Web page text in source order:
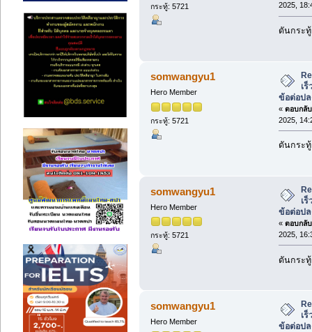
กระทู้: 5721
2025,
ดันกระทู้
somwangyu1
Hero Member
กระทู้: 5721
เ
ข้อต่อปล
« ตอบกลั
2025,
ดันกระทู้
somwangyu1
Hero Member
กระทู้: 5721
เ
ข้อต่อปล
« ตอบกลั
2025,
ดันกระทู้
somwangyu1
Hero Member
เ
ข้อต่อปล